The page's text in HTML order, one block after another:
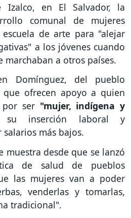
en El Salvador, la
comunal de mujeres
de arte para "alejar
a los jóvenes cuando
marchaban a otros países.
Domínguez, del pueblo
ofrecen apoyo a quien
por ser "mujer, indígena y
inserción laboral y
más bajos.
muestra desde que se lanzó
de salud de pueblos
las mujeres van a poder
venderlas y tomarlas,
tradicional".